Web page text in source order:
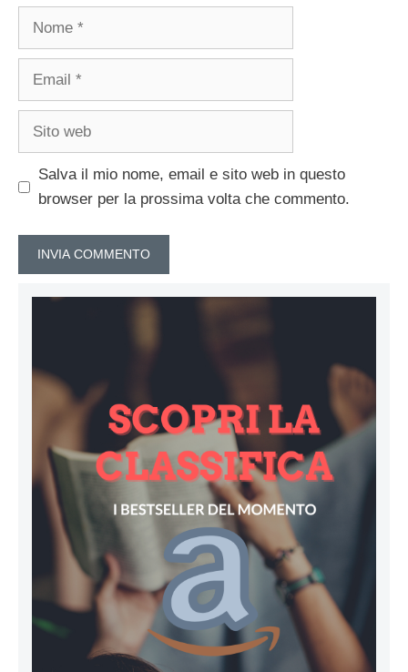
Nome
Email
Sito
Salva il mio nome, email e sito web in questo
browser per la prossima volta che commento.